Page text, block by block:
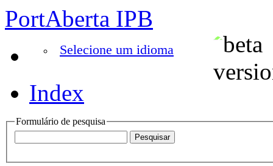
PortAberta IPB
Selecione um idioma
Index
Formulário de pesquisa